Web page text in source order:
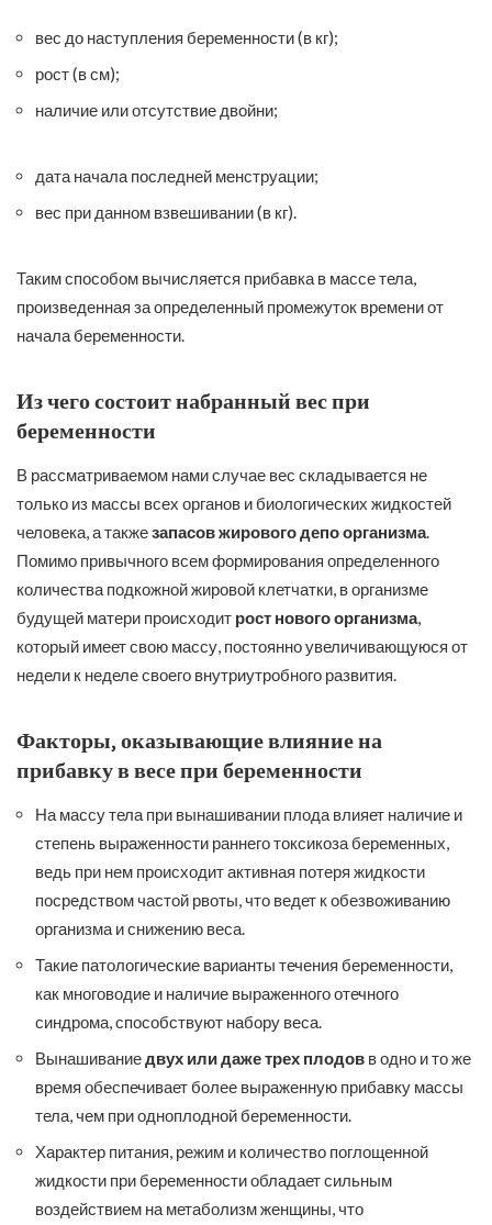
вес до наступления беременности (в кг);
рост (в см);
наличие или отсутствие двойни;
дата начала последней менструации;
вес при данном взвешивании (в кг).
Таким способом вычисляется прибавка в массе тела,
произведенная за определенный промежуток времени от
начала беременности.
Из чего состоит набранный вес при
беременности
В рассматриваемом нами случае вес складывается не
только из массы всех органов и биологических жидкостей
человека, а такжезапасов жирового депо организма.
Помимо привычного всем формирования определенного
количества подкожной жировой клетчатки, в организме
будущей матери происходит рост нового организма,
который имеет свою массу, постоянно увеличивающуюся от
недели к неделе своего внутриутробного развития.
Факторы, оказывающие влияние на
прибавку в весе при беременности
На массу тела при вынашивании плода влияет наличие и
степень выраженности раннего токсикоза беременных,
ведь при нем происходит активная потеря жидкости
посредством частой рвоты, что ведет к обезвоживанию
организма и снижению веса.
Такие патологические варианты течения беременности,
как многоводие и наличие выраженного отечного
синдрома, способствуют набору веса.
Вынашиваниедвух или даже трех плодов в одно и то же
время обеспечивает более выраженную прибавку массы
тела, чем при одноплодной беременности.
Характер питания, режим и количество поглощенной
жидкости при беременности обладает сильным
воздействием на метаболизм женщины, что